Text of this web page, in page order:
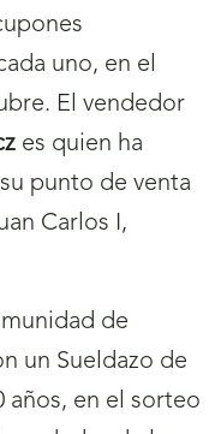
uno, en el
El vendedor
es quien ha
punto de venta
Carlos I,
de
un Sueldazo de
años, en el sorteo